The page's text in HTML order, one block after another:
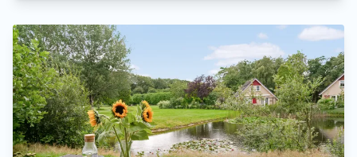
perfektes Urlaubsziel für Menschen ab 50 Jahren, die Ruhe
und Komfort suchen.